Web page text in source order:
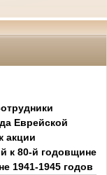
Еврейской
акции
к 80-й годовщине
1941-1945 годов